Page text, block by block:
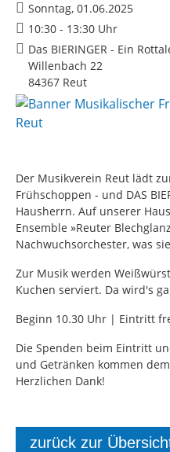
Sonntag, 01.06.2025
10:30 - 13:30 Uhr
Das BIERINGER - Ein
Willenbach 22
84367 Reut
Der Musikverein Reut lädt
Frühschoppen - und DAS
Hausherrn. Auf unserer
Ensemble »Reuter
Nachwuchsorchester, was
Zur Musik werden
Kuchen serviert. Da wird's
Beginn 10.30 Uhr | Eintritt
Die Spenden beim Eintritt
und Getränken kommen
Herzlichen Dank!
zurück zur